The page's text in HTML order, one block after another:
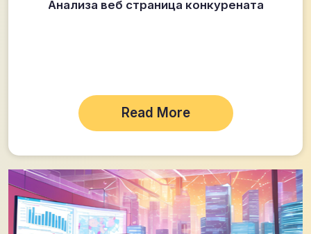
Анализа веб страница конкурената
Read More